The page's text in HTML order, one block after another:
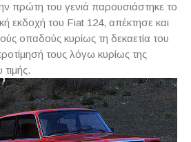
πρώτη του γενιά παρουσιάστηκε το
εκδοχή του Fiat 124, απέκτησε και
οπαδούς κυρίως τη δεκαετία του
τους λόγω κυρίως της
τιμής.